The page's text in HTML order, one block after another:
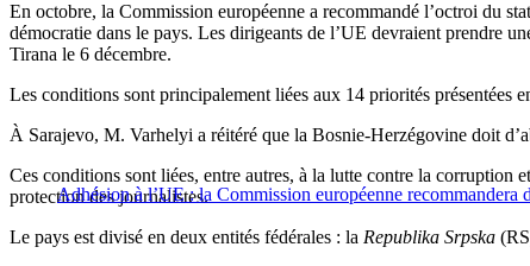
En octobre, la Commission européenne a recommandé l’octroi du
démocratie dans le pays. Les dirigeants de l’UE devraient prendre
Tirana le 6 décembre.
Les conditions sont principalement liées aux 14 priorités présentées
À Sarajevo, M. Varhelyi a réitéré que la Bosnie-Herzégovine doit
Adhésion à l’UE : la Commission européenne
Ces conditions sont liées, entre autres, à la lutte contre la corruption
protection des journalistes.
Le pays est divisé en deux entités fédérales : la Republika Srpska